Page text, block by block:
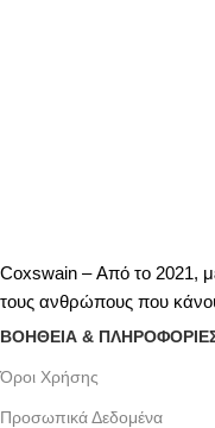
Coxswain – Από το 2021,
τους ανθρώπους που
ΒΟΗΘΕΙΑ &
Όροι Xρήσης
Προσωπικά Δεδομένα